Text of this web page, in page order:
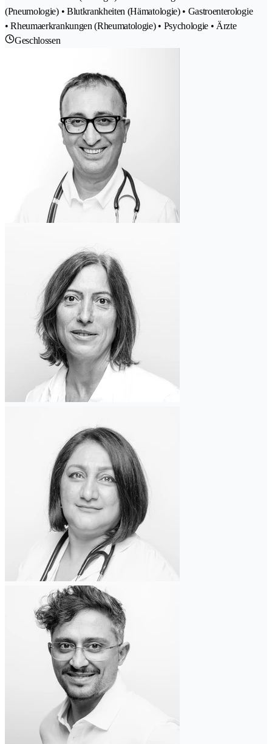
(Pneumologie) • Blutkrankheiten (Hämatologie) • Gastroenterologie
• Rheumaerkrankungen (Rheumatologie) • Psychologie • Ärzte
Geschlossen